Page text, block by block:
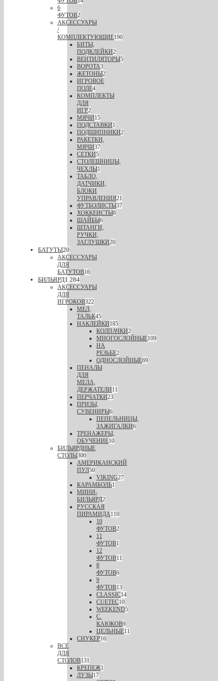
6
ФУТОВ2
АКСЕССУАРЫ
/
КОМПЛЕКТУЮЩИЕ190
БИТЫ,
ПОДКЛЕЙКИ2
ВЕНТИЛЯТОРЫ5
ВОРОТА3
ЖЕТОНЫ2
ИГРОВОЕ
ПОЛЕ4
КОМПЛЕКТЫ
ДЛЯ
ИГР2
МЯЧИ15
ПОДСТАВКИ1
ПОДШИПНИКИ2
РАКЕТКИ,
МЯЧИ37
СЕТКИ5
СТОЛЕШНИЦЫ,
ЧЕХЛЫ1
ТАБЛО,
ДАТЧИКИ,
БЛОКИ
УПРАВЛЕНИЯ21
ФУТБОЛИСТЫ37
ХОККЕИСТЫ8
ШАЙБЫ6
ШТАНГИ,
РУЧКИ,
ЗАГЛУШКИ20
БАТУТЫ20
АКСЕССУАРЫ
ДЛЯ
БАТУТОВ16
БИЛЬЯРД1 284
АКСЕССУАРЫ
ДЛЯ
ИГРОКОВ322
МЕЛ,
ТАЛЬК45
НАКЛЕЙКИ185
КОЛПАЧКИ2
МНОГОСЛОЙНЫЕ109
НА
РЕЗЬБЕ2
ОДНОСЛОЙНЫЕ69
ПЕНАЛЫ
ДЛЯ
МЕЛА,
ДЕРЖАТЕЛИ11
ПЕРЧАТКИ23
ПРИЗЫ,
СУВЕНИРЫ6
ПЕПЕЛЬНИЦЫ,
ЗАЖИГАЛКИ6
ТРЕНАЖЕРЫ,
ОБУЧЕНИЕ10
БИЛЬЯРДНЫЕ
СТОЛЫ300
АМЕРИКАНСКИЙ
ПУЛ50
VIKING27
КАРАМБОЛЬ1
МИНИ-
БИЛЬЯРД2
РУССКАЯ
ПИРАМИДА110
10
ФУТОВ2
11
ФУТОВ1
12
ФУТОВ11
8
ФУТОВ6
9
ФУТОВ13
CLASSIC14
CUETEC10
WEEKEND5
С.
КАЮКОВ9
ЦЕЛЬНЫЕ11
СНУКЕР16
ВСЕ
ДЛЯ
СТОЛОВ131
КРЕПЕЖ1
ЛУЗЫ17